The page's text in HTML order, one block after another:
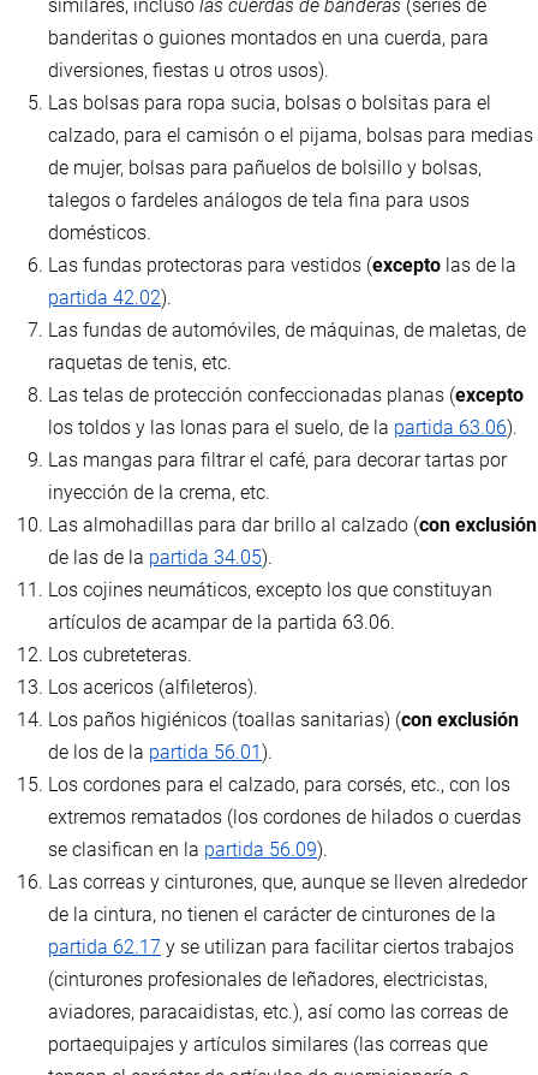
similares, incluso las cuerdas de banderas (series de
banderitas o guiones montados en una cuerda, para
diversiones, fiestas u otros usos).
Las bolsas para ropa sucia, bolsas o bolsitas para el
calzado, para el camisón o el pijama, bolsas para medias
de mujer, bolsas para pañuelos de bolsillo y bolsas,
talegos o fardeles análogos de tela fina para usos
domésticos.
Las fundas protectoras para vestidos (excepto las de la
partida 42.02).
Las fundas de automóviles, de máquinas, de maletas, de
raquetas de tenis, etc.
Las telas de protección confeccionadas planas (excepto
los toldos y las lonas para el suelo, de la partida 63.06).
Las mangas para filtrar el café, para decorar tartas por
inyección de la crema, etc.
Las almohadillas para dar brillo al calzado (con exclusión
de las de la partida 34.05).
Los cojines neumáticos, excepto los que constituyan
artículos de acampar de la partida 63.06.
Los cubreteteras.
Los acericos (alfileteros).
Los paños higiénicos (toallas sanitarias) (con exclusión
de los de la partida 56.01 ).
Los cordones para el calzado, para corsés, etc., con los
extremos rematados (los cordones de hilados o cuerdas
se clasifican en la partida 56.09).
Las correas y cinturones, que, aunque se lleven alrededor
de la cintura, no tienen el carácter de cinturones de la
partida 62.17 y se utilizan para facilitar ciertos trabajos
(cinturones profesionales de leñadores, electricistas,
aviadores, paracaidistas, etc.), así como las correas de
portaequipajes y artículos similares (las correas que